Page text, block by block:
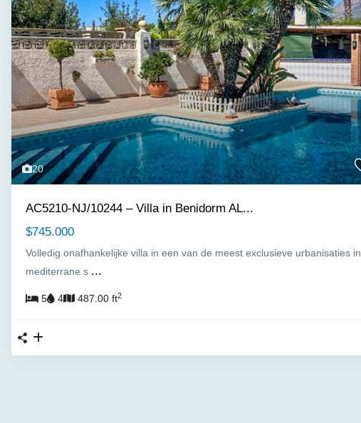
20
AC5210-NJ/10244 – Villa in Benidorm AL...
$745.000
Volledig onafhankelijke villa in een van de meest exclusieve urbanisaties in
mediterrane s ...
5 4 487.00 ft2